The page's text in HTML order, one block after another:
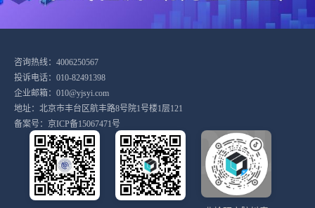
咨询热线：4006250567
投诉电话：010-82491398
企业邮箱：010@yjsyi.com
地址：北京市丰台区航丰路8号院1号楼1层121
备案号： 京ICP备15067471号